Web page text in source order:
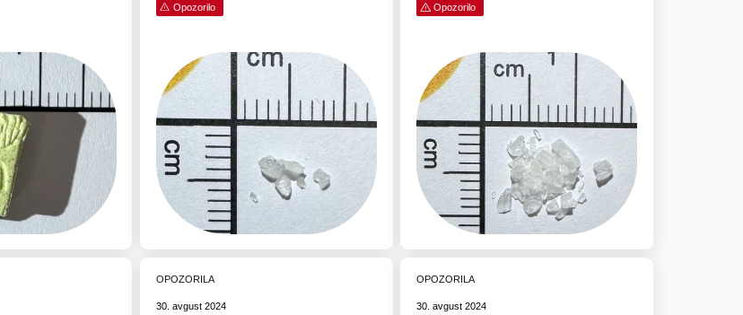
Opozorilo Opozorilo
OPOZORILA
30. avgust 2024
OPOZORILA
30. avgust 2024